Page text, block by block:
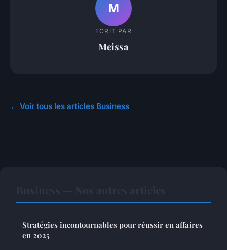
M
ECRIT PAR
Meissa
← Voir tous les articles Business
Stratégies incontournables pour réussir en affaires
en 2025